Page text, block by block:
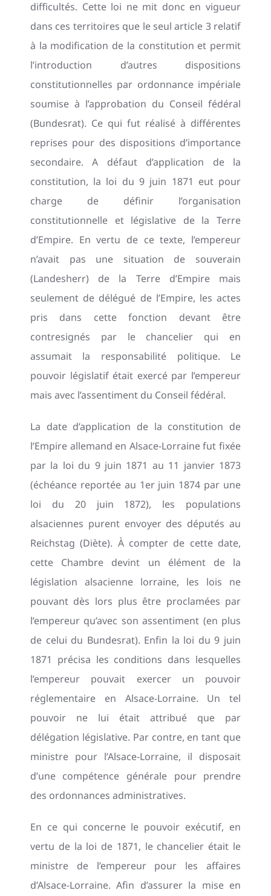
difficultés. Cette loi ne mit donc en vigueur
dans ces territoires que le seul article 3 relatif
à la modification de la constitution et permit
l’introduction d’autres dispositions
constitutionnelles par ordonnance impériale
soumise à l’approbation du Conseil fédéral
(Bundesrat). Ce qui fut réalisé à différentes
reprises pour des dispositions d’importance
secondaire. A défaut d’application de la
constitution, la loi du 9 juin 1871 eut pour
charge de définir l’organisation
constitutionnelle et législative de la Terre
d’Empire. En vertu de ce texte, l’empereur
n’avait pas une situation de souverain
(Landesherr) de la Terre d’Empire mais
seulement de délégué de l’Empire, les actes
pris dans cette fonction devant être
contresignés par le chancelier qui en
assumait la responsabilité politique. Le
pouvoir législatif était exercé par l’empereur
mais avec l’assentiment du Conseil fédéral.
La date d’application de la constitution de
l’Empire allemand en Alsace-Lorraine fut fixée
par la loi du 9 juin 1871 au 11 janvier 1873
(échéance reportée au 1er juin 1874 par une
loi du 20 juin 1872), les populations
alsaciennes purent envoyer des députés au
Reichstag (Diète). À compter de cette date,
cette Chambre devint un élément de la
législation alsacienne lorraine, les lois ne
pouvant dès lors plus être proclamées par
l’empereur qu’avec son assentiment (en plus
de celui du Bundesrat). Enfin la loi du 9 juin
1871 précisa les conditions dans lesquelles
l’empereur pouvait exercer un pouvoir
réglementaire en Alsace-Lorraine. Un tel
pouvoir ne lui était attribué que par
délégation législative. Par contre, en tant que
ministre pour l’Alsace-Lorraine, il disposait
d’une compétence générale pour prendre
des ordonnances administratives.
En ce qui concerne le pouvoir exécutif, en
vertu de la loi de 1871, le chancelier était le
ministre de l’empereur pour les affaires
d’Alsace-Lorraine. Afin d’assurer la mise en